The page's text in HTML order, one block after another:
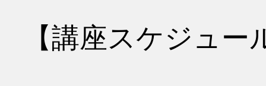
【講座スケジュー